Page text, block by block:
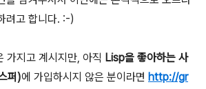
려고 합니다. :-)
가지고 계시지만, 아직 Lisp을 좋아하는 사
퍼)에 가입하시지 않은 분이라면 http://gr